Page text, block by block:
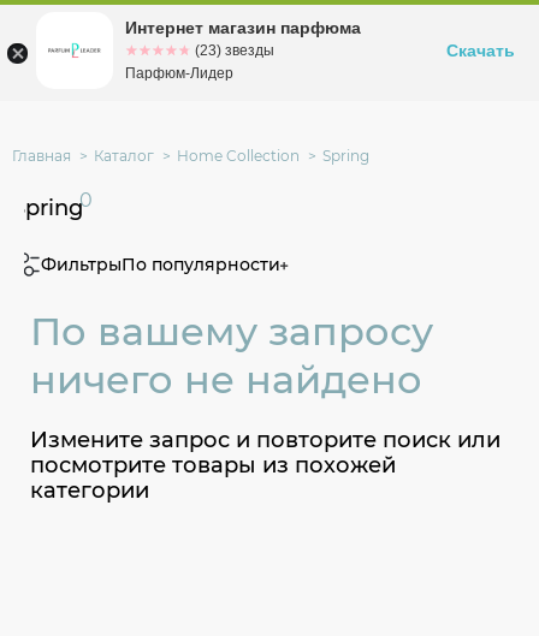
Омскул. Заозерная, 11, к. 1
Главная Каталог Home Collection Spring
Spring0
ФильтрыПо популярности
По вашему запросу
ничего не найдено
Измените запрос и повторите поиск или
посмотрите товары из похожей
категории
Интернет магазин парфюма
☆☆☆☆☆
★★★★★ (23) звезды
Парфюм-Лидер
Скачать